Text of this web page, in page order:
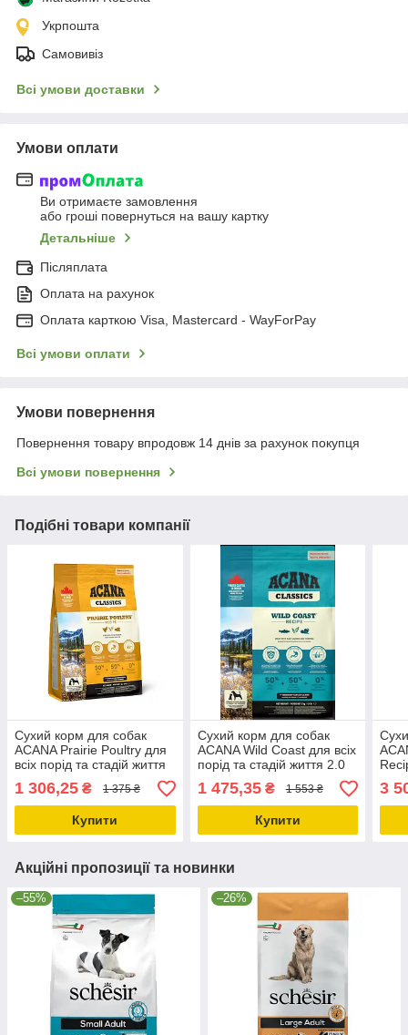
Укрпошта
Самовивіз
Всі умови доставки
Умови оплати
Ви отримаєте замовлення
або гроші повернуться на вашу картку
Детальніше
Післяплата
Оплата на рахунок
Оплата карткою Visa, Mastercard - WayForPay
Всі умови оплати
Умови повернення
Повернення товару впродовж 14 днів за рахунок покупця
Всі умови повернення
Подібні товари компанії
Сухий корм для собак
ACANA Prairie Poultry для
всіх порід та стадій життя
2 кг (a56021)
1 306,25 ₴ 1 375 ₴
Купити
Сухий корм для собак
ACANA Wild Coast для всіх
порід та стадій життя 2.0
кг (a56220)
1 475,35₴ 1 553 ₴
Купити
3
Акційні пропозиції та новинки
–55% –26%